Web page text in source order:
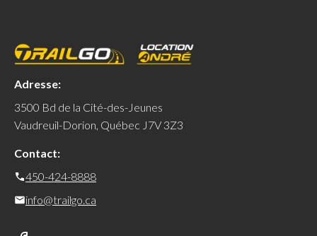
Adresse:
3500 Bd de la Cité-des-Jeunes
Vaudreuil-Dorion, Québec J7V 3Z3
Contact:
450-424-8888
info@trailgo.ca